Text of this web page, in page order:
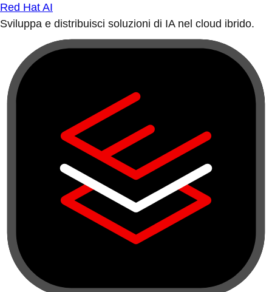
Red Hat AI
Sviluppa e distribuisci soluzioni di IA nel cloud ibrido.